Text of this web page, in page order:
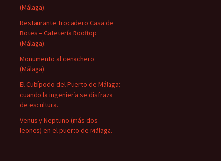
(Málaga).
Restaurante Trocadero Casa de
Botes – Cafetería Rooftop
(Málaga).
Monumento al cenachero
(Málaga).
El Cubípodo del Puerto de Málaga:
cuando la ingeniería se disfraza
de escultura.
Venus y Neptuno (más dos
leones) en el puerto de Málaga.